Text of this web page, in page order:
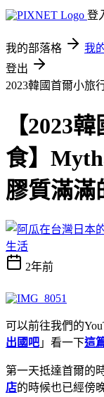
登
我的部落格 我
登出
2023韓國首爾小旅
【2023
食】
膠質滿滿
生活
2年前
可以前往我們的
出國吧 」看一下這
第一天抵達首爾的
店的時候也已經傍